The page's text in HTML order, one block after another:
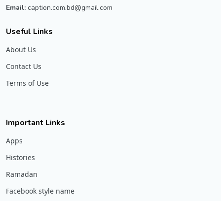
Email: caption.com.bd@gmail.com
Useful Links
About Us
Contact Us
Terms of Use
Important Links
Apps
Histories
Ramadan
Facebook style name